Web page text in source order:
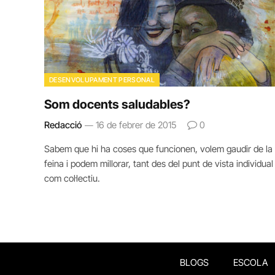
DESENVOLUPAMENT PERSONAL
Som docents saludables?
Redacció 16 de febrer de 2015 0
Sabem que hi ha coses que funcionen, volem gaudir de la
feina i podem millorar, tant des del punt de vista individual
com col·lectiu.
BLOGS ESCOLA